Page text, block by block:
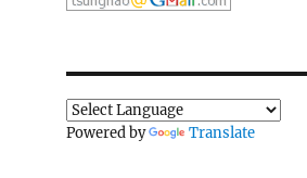
Powered by Translate